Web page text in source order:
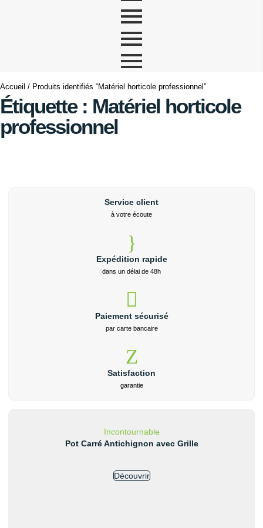
Accueil / Produits identifiés “Matériel horticole professionnel”
Étiquette : Matériel horticole
professionnel
Service client
à votre écoute
Expédition rapide
dans un délai de 48h
Paiement sécurisé
par carte bancaire
Satisfaction
garantie
Incontournable
Pot Carré Antichignon avec Grille
Découvrir